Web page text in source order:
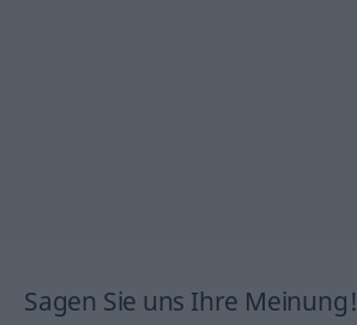
Sagen Sie uns Ihre Meinung!